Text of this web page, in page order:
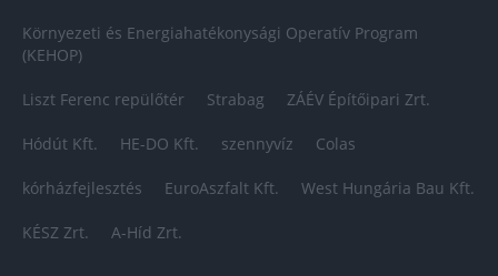
Környezeti és Energiahatékonysági Operatív Program
(KEHOP)
Liszt Ferenc repülőtér Strabag ZÁÉV Építőipari Zrt.
Hódút Kft. HE-DO Kft. szennyvíz Colas
kórházfejlesztés EuroAszfalt Kft. West Hungária Bau Kft.
KÉSZ Zrt. A-Híd Zrt.